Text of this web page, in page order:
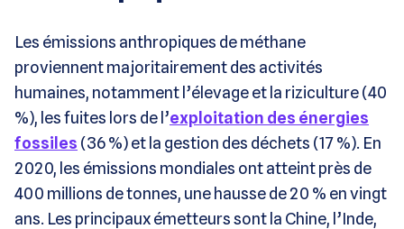
Les émissions anthropiques de méthane
proviennent majoritairement des activités
humaines, notamment l’élevage et la riziculture (40
%), les fuites lors de l’exploitation des énergies
fossiles (36 %) et la gestion des déchets (17 %). En
2020, les émissions mondiales ont atteint près de
400 millions de tonnes, une hausse de 20 % en vingt
ans. Les principaux émetteurs sont la Chine, l’Inde,